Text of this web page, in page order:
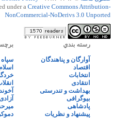
under a Creative Commons Attribution-
NonCommercial-NoDerivs 3.0 Unported
رسته بندي
آوارگان و پناهندگان
اقتصاد
انتخابات
انتقادی
بهداشت و تندرستی
بیوگرافی
پادشاهی
پیشنهاد و نظریات
سپاه
آزادی